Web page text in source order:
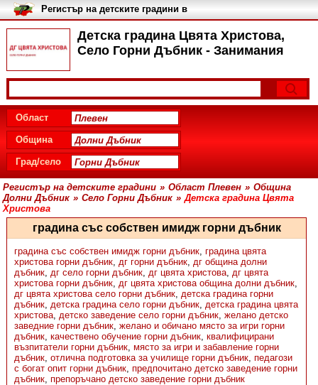
Детска градина Цвята Христова,
Село Горни Дъбник - Занимания
Регистър на детските градини в
България
Област
Община
Град/село
Регистър на детските градини » Област Плевен » Община
Долни Дъбник » Село Горни Дъбник » Детска градина Цвята
Христова
градина със собствен имидж горни дъбник
градина със собствен имидж горни дъбник, градина цвята
христова горни дъбник, дг горни дъбник, дг община долни
дъбник, дг село горни дъбник, дг цвята христова, дг цвята
христова горни дъбник, дг цвята христова община долни дъбник,
дг цвята христова село горни дъбник, детска градина горни
дъбник, детска градина село горни дъбник, детска градина цвята
христова, детско заведение село горни дъбник, желано детско
заведние горни дъбник, желано и обичано място за игри горни
дъбник, качествено обучение горни дъбник, квалифицирани
възпитатели горни дъбник, място за игри и забавление горни
дъбник, отлична подготовка за училище горни дъбник, педагози
с богат опит горни дъбник, предпочитано детско заведение горни
дъбник, препоръчано детско заведение горни дъбник